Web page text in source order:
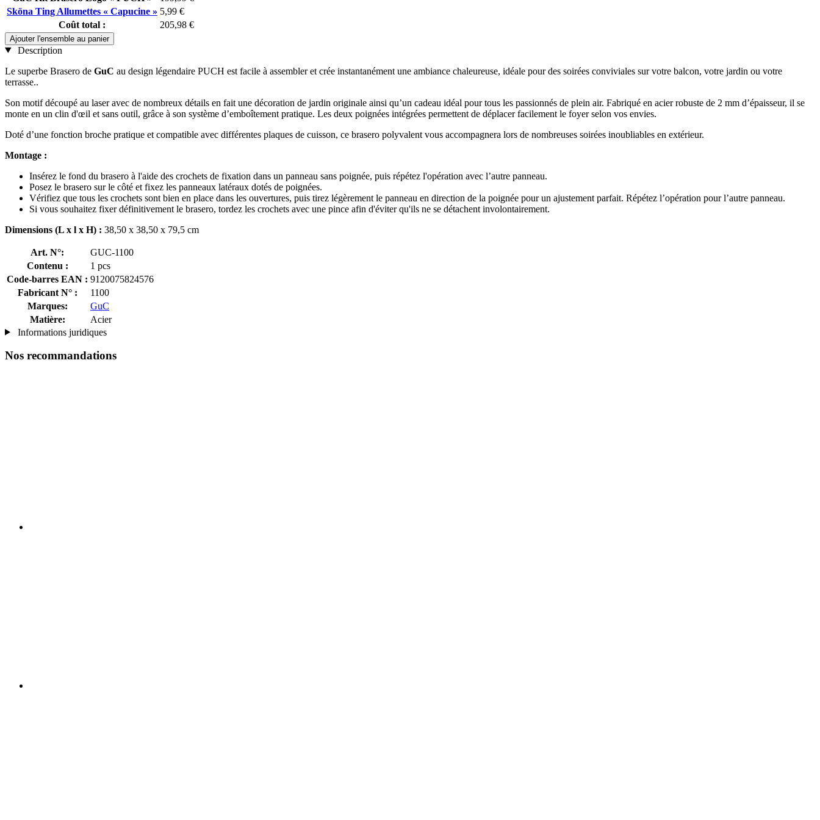
Sköna Ting Allumettes « Capucine » 5,99 €
Coût total :
205,98 €
Ajouter l'ensemble au panier
Description
Le superbe Brasero de GuC au design légendaire PUCH est facile à assembler et crée instantanément une ambiance chaleureuse, idéale pour des soirées conviviales sur votre balcon, votre jardin ou votre
terrasse..
Son motif découpé au laser avec de nombreux détails en fait une décoration de jardin originale ainsi qu’un cadeau idéal pour tous les passionnés de plein air. Fabriqué en acier robuste de 2 mm d’épaisseur, il se
monte en un clin d'œil et sans outil, grâce à son système d’emboîtement pratique. Les deux poignées intégrées permettent de déplacer facilement le foyer selon vos envies.
Doté d’une fonction broche pratique et compatible avec différentes plaques de cuisson, ce brasero polyvalent vous accompagnera lors de nombreuses soirées inoubliables en extérieur.
Montage :
Insérez le fond du brasero à l'aide des crochets de fixation dans un panneau sans poignée, puis répétez l'opération avec l’autre panneau.
Posez le brasero sur le côté et fixez les panneaux latéraux dotés de poignées.
Vérifiez que tous les crochets sont bien en place dans les ouvertures, puis tirez légèrement le panneau en direction de la poignée pour un ajustement parfait. Répétez l’opération pour l’autre panneau.
Si vous souhaitez fixer définitivement le brasero, tordez les crochets avec une pince afin d'éviter qu'ils ne se détachent involontairement.
Dimensions (L x l x H) : 38,50 x 38,50 x 79,5 cm
Art. N°:
GUC-1100
Contenu :
1 pcs
Code-barres EAN : 9120075824576
Fabricant N° :
1100
Marques:
GuC
Matière:
Acier
Informations juridiques
Nos recommandations